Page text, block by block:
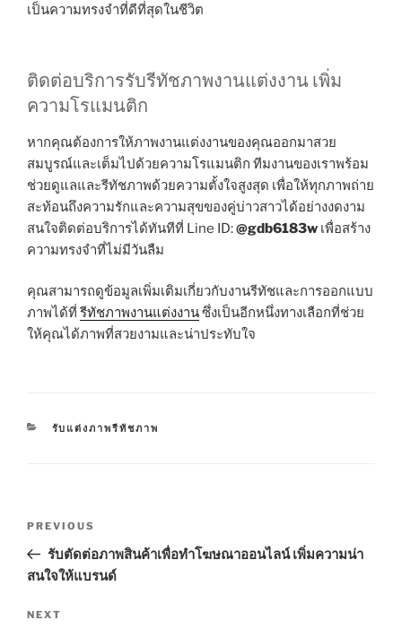
เป็นความทรงจำที่ดีที่สุดในชีวิต
ติดต่อบริการรับรีทัชภาพงานแต่งงาน เพิ่ม
ความโรแมนติก
หากคุณต้องการให้ภาพงานแต่งงานของคุณออกมาสวย
สมบูรณ์และเต็มไปด้วยความโรแมนติก ทีมงานของเราพร้อม
ช่วยดูแลและรีทัชภาพด้วยความตั้งใจสูงสุด เพื่อให้ทุกภาพถ่าย
สะท้อนถึงความรักและความสุขของคู่บ่าวสาวได้อย่างงดงาม
สนใจติดต่อบริการได้ทันทีที่ Line ID:@gdb6183w เพื่อสร้าง
ความทรงจำที่ไม่มีวันลืม
คุณสามารถดูข้อมูลเพิ่มเติมเกี่ยวกับงานรีทัชและการออกแบบ
ภาพได้ที่ รีทัชภาพงานแต่งงานซึ่งเป็นอีกหนึ่งทางเลือกที่ช่วย
ให้คุณได้ภาพที่สวยงามและน่าประทับใจ
CATEGORIES
รับแต่งภาพรีทัชภาพ
Previous
Post
PREVIOUS
รับตัดต่อภาพสินค้าเพื่อทำโฆษณาออนไลน์ เพิ่มความน่า
สนใจให้แบรนด์
Next
NEXT